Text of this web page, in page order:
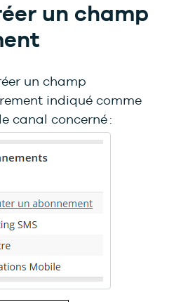
un champ
un champ
indiqué comme
canal concerné :